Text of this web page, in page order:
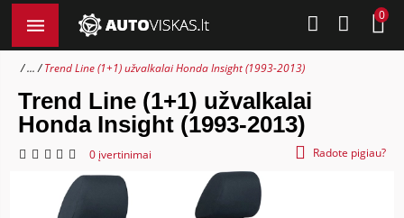
0
... Trend Line (1+1) užvalkalai Honda Insight (1993-2013)
Trend Line (1+1) užvalkalai
Honda Insight (1993-2013)
0 įvertinimai Radote pigiau?